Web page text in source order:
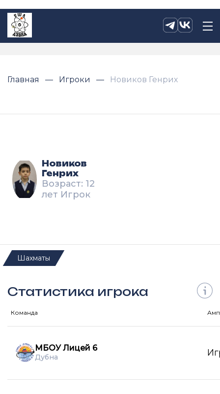
Главная Игроки Новиков Генрих
Новиков
Генрих
Возраст: 12
лет Игрок
Шахматы
Статистика игрока
Команда
МБОУ Лицей 6
Дубна